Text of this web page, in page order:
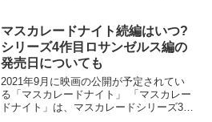
が宿るという＜龍の石＞の守護者一族の
娘。 遠い昔...
マスカレードナイト続編はいつ?
シリーズ4作目ロサンゼルス編の
発売日についても
2021年9月に映画の公開が予定されてい
る「マスカレードナイト」 「マスカレー
ドナイト」は、マスカレードシリーズ3作